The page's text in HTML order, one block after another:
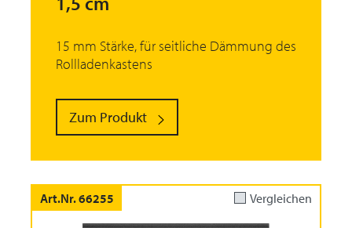
15 mm Stärke, für seitliche Dämmung des
Rollladenkastens
Zum Produkt
Art.Nr. 66255 Vergleichen